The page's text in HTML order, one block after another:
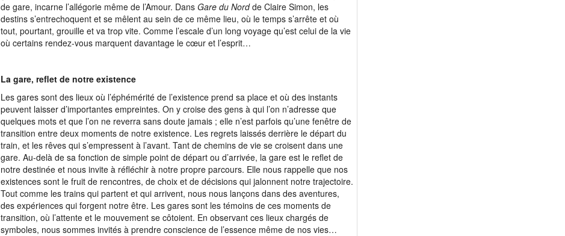
de gare, incarne l’allégorie même de l’Amour. Dans Gare du Nordde Claire Simon, les
destins s’entrechoquent et se mêlent au sein de ce même lieu, où le temps s’arrête et où
tout, pourtant, grouille et va trop vite. Comme l’escale d’un long voyage qu’est celui de la vie
où certains rendez-vous marquent davantage le cœur et l’esprit…
La gare, reflet de notre existence
Les gares sont des lieux où l’éphémérité de l’existence prend sa place et où des instants
peuvent laisser d’importantes empreintes. On y croise des gens à qui l’on n’adresse que
quelques mots et que l’on ne reverra sans doute jamais ; elle n’est parfois qu’une fenêtre de
transition entre deux moments de notre existence. Les regrets laissés derrière le départ du
train, et les rêves qui s’empressent à l’avant. Tant de chemins de vie se croisent dans une
gare. Au-delà de sa fonction de simple point de départ ou d’arrivée, la gare est le reflet de
notre destinée et nous invite à réfléchir à notre propre parcours. Elle nous rappelle que nos
existences sont le fruit de rencontres, de choix et de décisions qui jalonnent notre trajectoire.
Tout comme les trains qui partent et qui arrivent, nous nous lançons dans des aventures,
des expériences qui forgent notre être. Les gares sont les témoins de ces moments de
transition, où l’attente et le mouvement se côtoient. En observant ces lieux chargés de
symboles, nous sommes invités à prendre conscience de l’essence même de nos vies…